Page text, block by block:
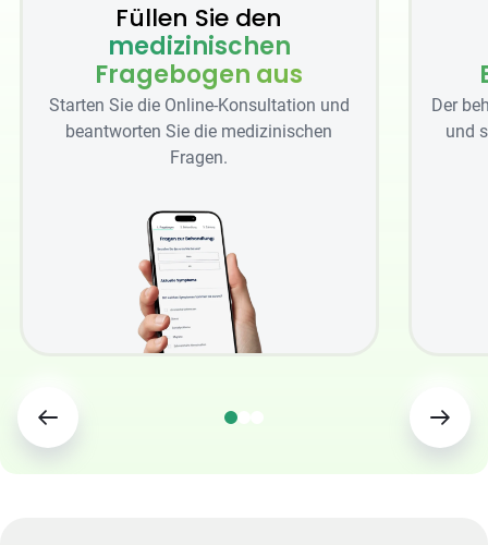
Füllen Sie den
medizinischen
Fragebogen aus
Starten Sie die Online-Konsultation und
beantworten Sie die medizinischen
Fragen.
Der
und